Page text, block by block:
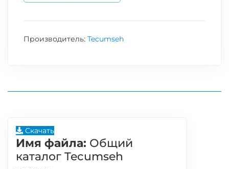
Производитель: Tecumseh
Скачать
Имя файла: Общий
каталог Tecumseh